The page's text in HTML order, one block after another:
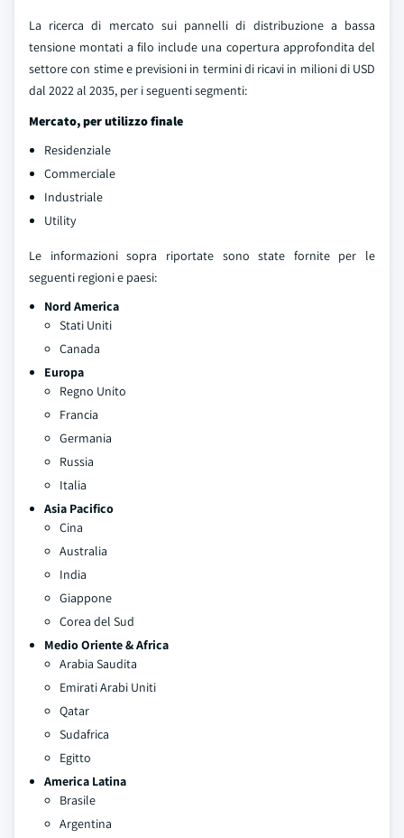
La ricerca di mercato sui pannelli di distribuzione a bassa
tensione montati a filo include una copertura approfondita del
settore con stime e previsioni in termini di ricavi in milioni di USD
dal 2022 al 2035, per i seguenti segmenti:
Mercato, per utilizzo finale
Residenziale
Commerciale
Industriale
Utility
Le informazioni sopra riportate sono state fornite per le
seguenti regioni e paesi:
Nord America
Stati Uniti
Canada
Europa
Regno Unito
Francia
Germania
Russia
Italia
Asia Pacifico
Cina
Australia
India
Giappone
Corea del Sud
Medio Oriente & Africa
Arabia Saudita
Emirati Arabi Uniti
Qatar
Sudafrica
Egitto
America Latina
Brasile
Argentina